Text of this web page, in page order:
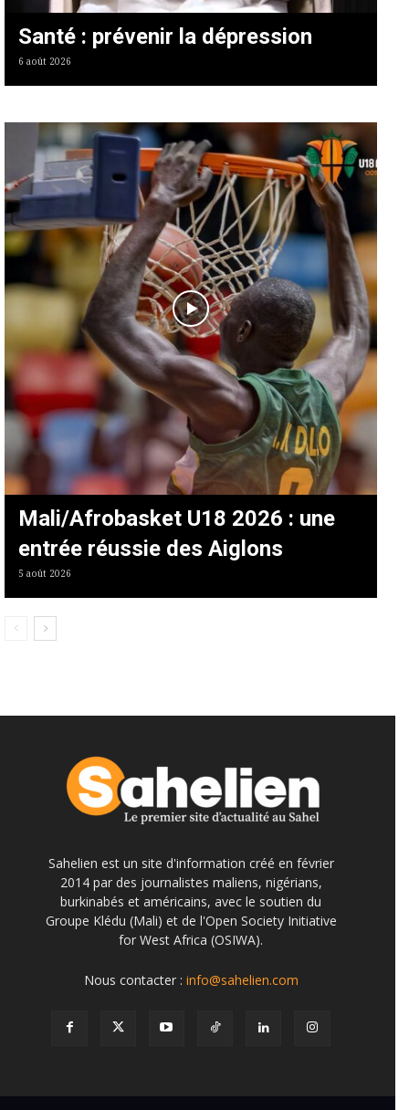
Santé : prévenir la dépression
6 août 2026
Mali/Afrobasket U18 2026 : une
entrée réussie des Aiglons
5 août 2026
Sahelien est un site d'information créé en février
2014 par des journalistes maliens, nigérians,
burkinabés et américains, avec le soutien du
Groupe Klédu (Mali) et de l'Open Society Initiative
for West Africa (OSIWA).
Nous contacter : info@sahelien.com